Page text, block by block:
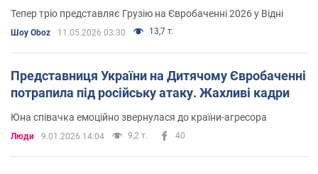
вони змінилися з 2008-го
Тепер тріо представляє Грузію на Євробаченні 2026 у Відні
Шоу Oboz 11.05.2026 03:30 13,7 т.
Представниця України на Дитячому Євробаченні
потрапила під російську атаку. Жахливі кадри
Юна співачка емоційно звернулася до країни-агресора
Люди 9.01.2026 14:04 9,2 т. 40